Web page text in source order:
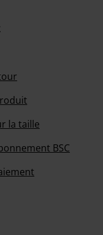
la taille
BSC